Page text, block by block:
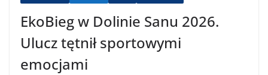
EkoBieg w Dolinie Sanu 2026.
Ulucz tętnił sportowymi
emocjami